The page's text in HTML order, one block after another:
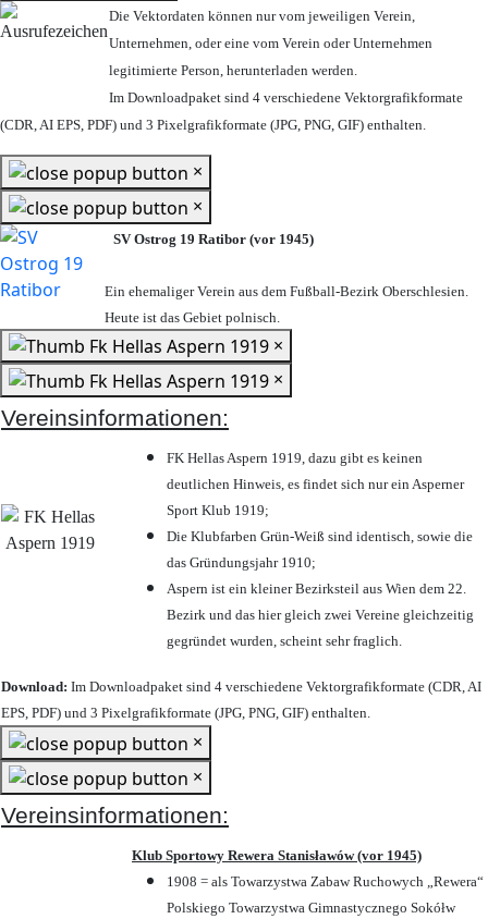
Die Vektordaten können nur vom jeweiligen Verein,
Unternehmen, oder eine vom Verein oder Unternehmen
legitimierte Person, herunterladen werden.
Im Downloadpaket sind 4 verschiedene Vektorgrafikformate
(CDR, AI EPS, PDF) und 3 Pixelgrafikformate (JPG, PNG, GIF) enthalten.
×
×
SV Ostrog 19 Ratibor (vor 1945)
Ein ehemaliger Verein aus dem Fußball-Bezirk Oberschlesien.
Heute ist das Gebiet polnisch.
×
×
Vereinsinformationen:
FK Hellas Aspern 1919, dazu gibt es keinen
deutlichen Hinweis, es findet sich nur ein Asperner
Sport Klub 1919;
Die Klubfarben Grün-Weiß sind identisch, sowie die
das Gründungsjahr 1910;
Aspern ist ein kleiner Bezirksteil aus Wien dem 22.
Bezirk und das hier gleich zwei Vereine gleichzeitig
gegründet wurden, scheint sehr fraglich.
Download: Im Downloadpaket sind 4 verschiedene Vektorgrafikformate (CDR, AI
EPS, PDF) und 3 Pixelgrafikformate (JPG, PNG, GIF) enthalten.
×
×
Vereinsinformationen:
Klub Sportowy Rewera Stanisławów (vor 1945)
1908 = als Towarzystwa Zabaw Ruchowych „Rewera“
Polskiego Towarzystwa Gimnastycznego Sokółw